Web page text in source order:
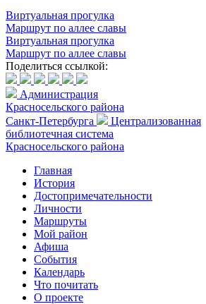
Виртуальная прогулка
Маршрут по аллее славы
Виртуальная прогулка
Маршрут по аллее славы
Поделиться ссылкой:
Администрация
Красносельского района
Санкт-Петербурга
Централизованная
библиотечная система
Красносельского района
Главная
История
Достопримечательности
Личности
Маршруты
Мой район
Афиша
События
Календарь
Что почитать
О проекте